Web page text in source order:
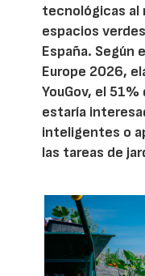
tecnológicas al
espacios
España. Según
Europe 2026,
YouGov, el
estaría
inteligentes o
las tareas de